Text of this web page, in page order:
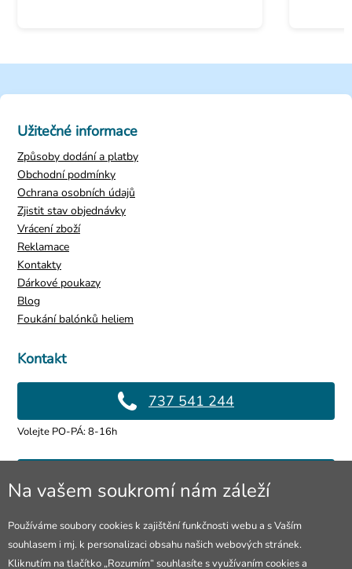
Kontakt
737 541 244
Volejte PO-PÁ: 8-16h
info@4lol.cz
Prodejna Ostrava
Užitečné informace
Způsoby dodání a platby
Obchodní podmínky
Ochrana osobních údajů
Zjistit stav objednávky
Vrácení zboží
Reklamace
Kontakty
Dárkové poukazy
Blog
Foukání balónků heliem
Na vašem soukromí nám záleží
Používáme soubory cookies k zajištění funkčnosti webu a s Vaším
souhlasem i mj. k personalizaci obsahu našich webových stránek.
Kliknutím na tlačítko „Rozumím“ souhlasíte s využívaním cookies a